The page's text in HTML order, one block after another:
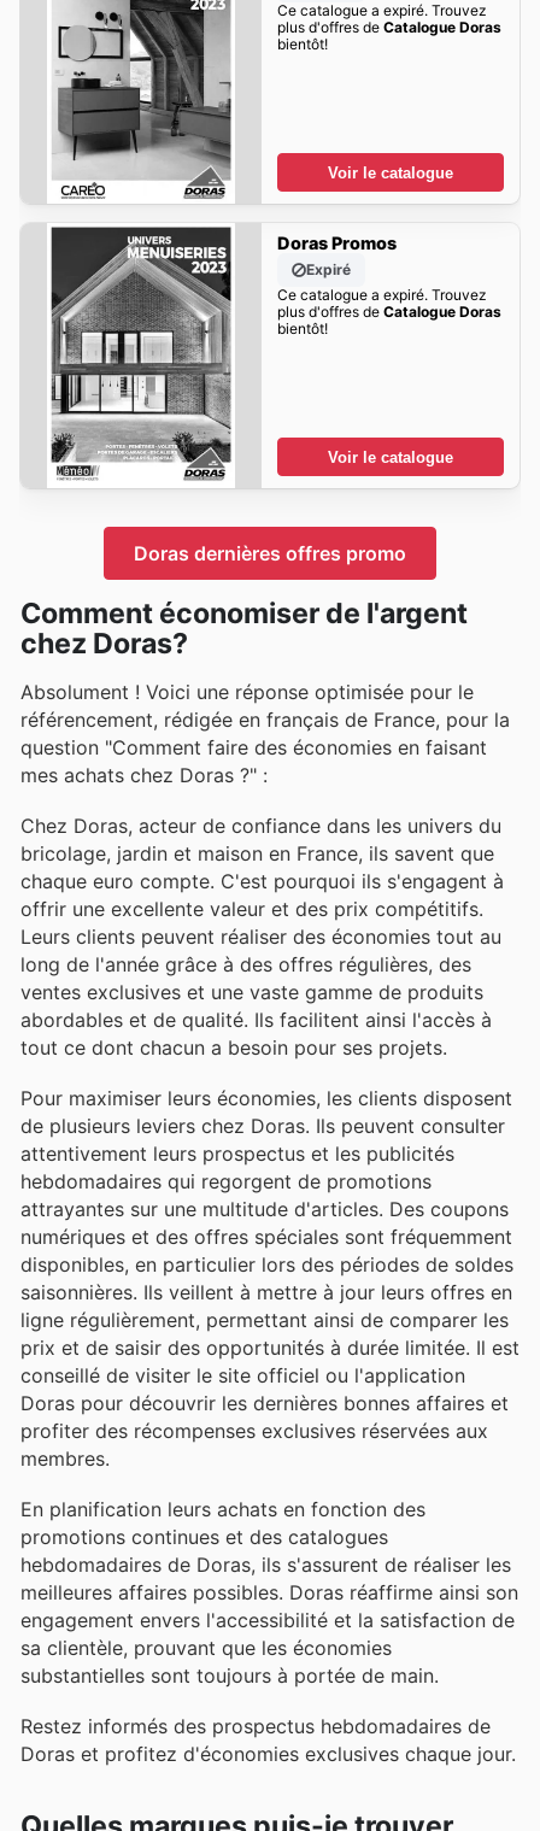
Ce catalogue a expiré. Trouvez
plus d'offres de Catalogue Doras
bientôt!
Voir le catalogue
Doras Promos
Expiré
Ce catalogue a expiré. Trouvez
plus d'offres de Catalogue Doras
bientôt!
Voir le catalogue
Doras dernières offres promo
Comment économiser de l'argent
chez Doras?
Absolument ! Voici une réponse optimisée pour le
référencement, rédigée en français de France, pour la
question "Comment faire des économies en faisant
mes achats chez Doras ?" :
Chez Doras, acteur de confiance dans les univers du
bricolage, jardin et maison en France, ils savent que
chaque euro compte. C'est pourquoi ils s'engagent à
offrir une excellente valeur et des prix compétitifs.
Leurs clients peuvent réaliser des économies tout au
long de l'année grâce à des offres régulières, des
ventes exclusives et une vaste gamme de produits
abordables et de qualité. Ils facilitent ainsi l'accès à
tout ce dont chacun a besoin pour ses projets.
Pour maximiser leurs économies, les clients disposent
de plusieurs leviers chez Doras. Ils peuvent consulter
attentivement leurs prospectus et les publicités
hebdomadaires qui regorgent de promotions
attrayantes sur une multitude d'articles. Des coupons
numériques et des offres spéciales sont fréquemment
disponibles, en particulier lors des périodes de soldes
saisonnières. Ils veillent à mettre à jour leurs offres en
ligne régulièrement, permettant ainsi de comparer les
prix et de saisir des opportunités à durée limitée. Il est
conseillé de visiter le site officiel ou l'application
Doras pour découvrir les dernières bonnes affaires et
profiter des récompenses exclusives réservées aux
membres.
En planification leurs achats en fonction des
promotions continues et des catalogues
hebdomadaires de Doras, ils s'assurent de réaliser les
meilleures affaires possibles. Doras réaffirme ainsi son
engagement envers l'accessibilité et la satisfaction de
sa clientèle, prouvant que les économies
substantielles sont toujours à portée de main.
Restez informés des prospectus hebdomadaires de
Doras et profitez d'économies exclusives chaque jour.